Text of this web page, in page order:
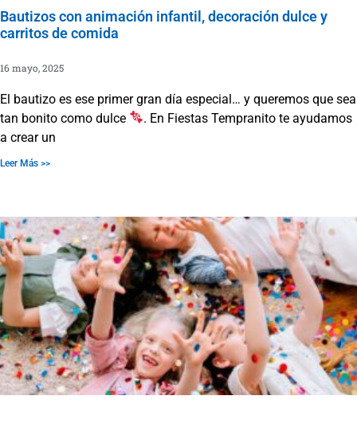
Bautizos con animación infantil, decoración dulce y
carritos de comida
16 mayo, 2025
El bautizo es ese primer gran día especial… y queremos que sea
tan bonito como dulce
. En Fiestas Tempranito te ayudamos
a crear un
Leer Más >>